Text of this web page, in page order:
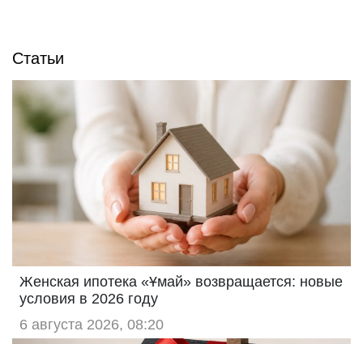
Статьи
Женская ипотека «Ұмай» возвращается: новые
условия в 2026 году
6 августа 2026, 08:20